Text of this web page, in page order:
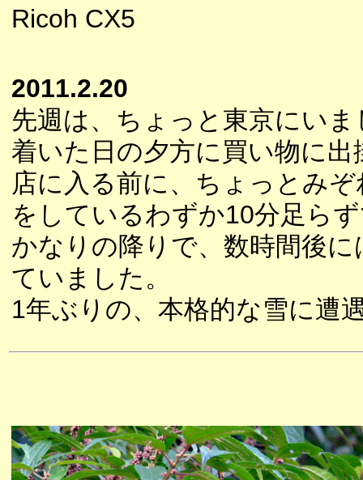
Ricoh CX5
2011.2.20
先週は、ちょっと東京にいま
着いた日の夕方に買い物に出
店に入る前に、ちょっとみ
をしているわずか10分足ら
かなりの降りで、数時間後
ていました。
1年ぶりの、本格的な雪に遭